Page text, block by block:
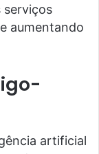
serviços
aumentando
artificial